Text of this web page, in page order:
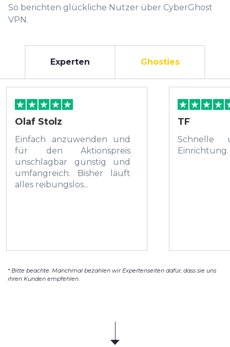
So berichten glückliche Nutzer über CyberGhost
VPN.
Experten Ghosties
Olaf Stolz
Einfach anzuwenden und
für den Aktionspreis
unschlagbar günstig und
umfangreich. Bisher läuft
alles reibungslos...
TF
Schnelle
Einrichtung.
* Bitte beachte: Manchmal bezahlen wir Expertenseiten dafür, dass sie uns
ihren Kunden empfehlen.